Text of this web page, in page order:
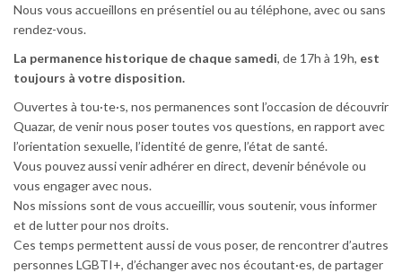
Nous vous accueillons en présentiel ou au téléphone, avec ou sans
rendez-vous.
La permanence historique de chaque samedi, de 17h à 19h, est
toujours à votre disposition.
Ouvertes à tou·te·s, nos permanences sont l’occasion de découvrir
Quazar, de venir nous poser toutes vos questions, en rapport avec
l’orientation sexuelle, l’identité de genre, l’état de santé.
Vous pouvez aussi venir adhérer en direct, devenir bénévole ou
vous engager avec nous.
Nos missions sont de vous accueillir, vous soutenir, vous informer
et de lutter pour nos droits.
Ces temps permettent aussi de vous poser, de rencontrer d’autres
personnes LGBTI+, d’échanger avec nos écoutant·es, de partager